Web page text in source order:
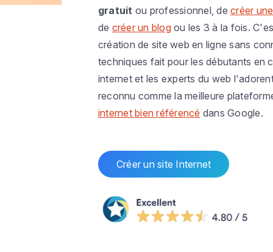
gratuit ou professionnel, decréer
de créer un blogou les 3 à la fois.
création de site web en ligne sans
techniques fait pour les débutants en
internet et les experts du web
reconnu comme la meilleure
internet bien référencé dans Google.
Créer un site Internet